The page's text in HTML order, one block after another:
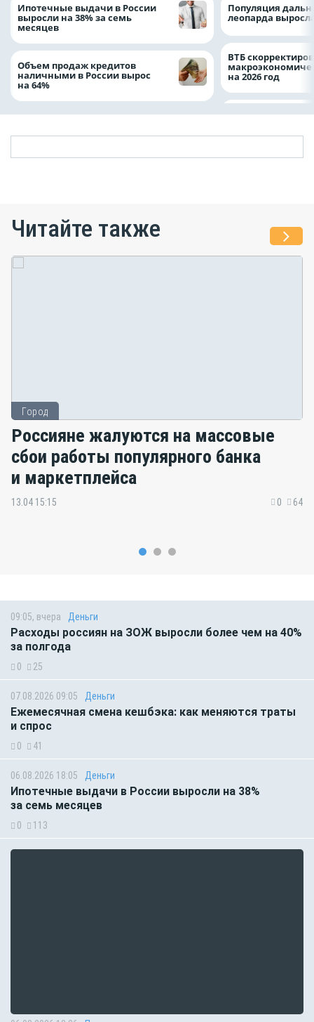
Ипотечные выдачи в России
выросли на 38% за семь
месяцев
Объем продаж кредитов
наличными в России вырос
на 64%
Популяция
леопарда
ВТБ
на 2026 год
Читайте также
Город
Россияне жалуются на массовые
сбои работы популярного банка
и маркетплейса
13.04 15:15 0 64
09:05, вчера Деньги
Расходы россиян на ЗОЖ выросли более чем на 40%
за полгода
0 25
07.08.2026 09:05 Деньги
Ежемесячная смена кешбэка: как меняются траты
и спрос
0 41
06.08.2026 18:05 Деньги
Ипотечные выдачи в России выросли на 38%
за семь месяцев
0 113